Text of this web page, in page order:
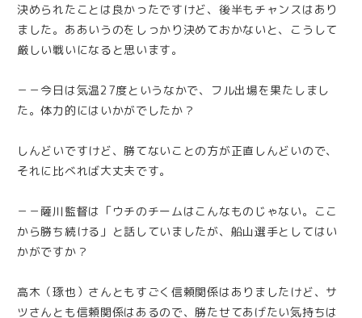
決められたことは良かったですけど、後半もチャンスはあり
ました。ああいうのをしっかり決めておかないと、こうして
厳しい戦いになると思います。
－－今日は気温27度というなかで、フル出場を果たしまし
た。体力的にはいかがでしたか？
しんどいですけど、勝てないことの方が正直しんどいので、
それに比べれば大丈夫です。
－－薩川監督は「ウチのチームはこんなものじゃない。ここ
から勝ち続ける」と話していましたが、船山選手としてはい
かがですか？
高木（琢也）さんともすごく信頼関係はありましたけど、サ
ツさんとも信頼関係はあるので、勝たせてあげたい気持ちは